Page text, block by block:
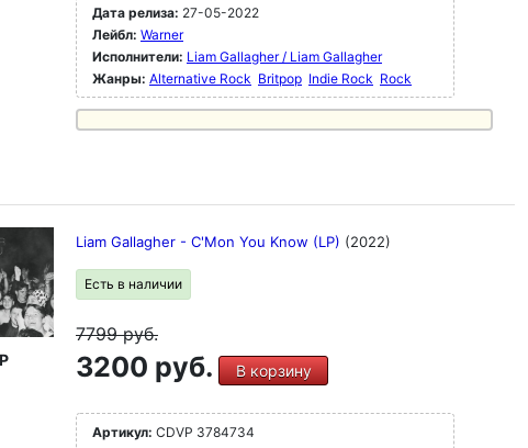
Дата релиза: 27-05-2022
Лейбл: Warner
Исполнители: Liam Gallagher / Liam Gallagher
Жанры: Alternative Rock Britpop Indie Rock Rock
Liam Gallagher - C'Mon You Know (LP) (2022)
Есть в наличии
7799руб.
3200 руб. В корзину
Артикул: CDVP 3784734